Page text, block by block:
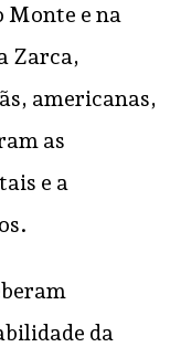
Monte e na
Zarca,
americanas,
as
e a
da